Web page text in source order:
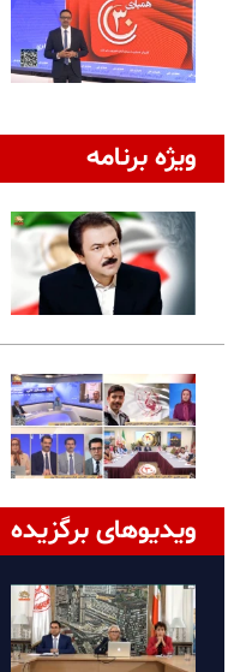
ویژه برنامه
ویدیوهای برگزیده